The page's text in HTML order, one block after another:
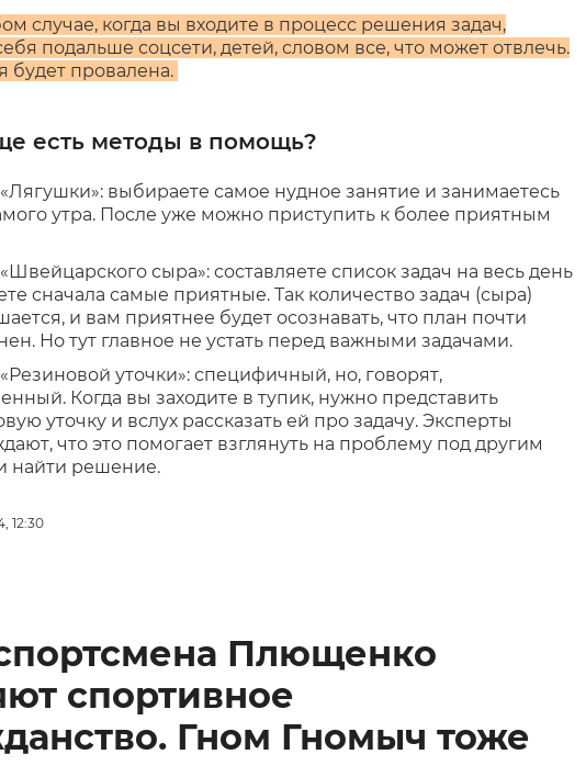
случае, когда вы входите в процесс решения задач,
подальше соцсети, детей, словом все, что может отвлечь.
будет провалена.
есть методы в помощь?
выбираете самое нудное занятие и занимаетесь
утра. После уже можно приступить к более приятным
сыра»: составляете список задач на весь день
сначала самые приятные. Так количество задач (сыра)
и вам приятнее будет осознавать, что план почти
Но тут главное не устать перед важными задачами.
уточки»: специфичный, но, говорят,
Когда вы заходите в тупик, нужно представить
уточку и вслух рассказать ей про задачу. Эксперты
что это помогает взглянуть на проблему под другим
найти решение.
12:30
Плющенко
спортивное
Гном Гномыч тоже